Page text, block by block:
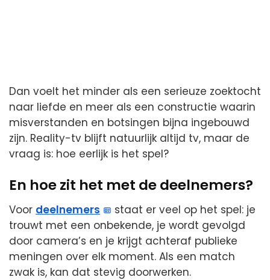
Dan voelt het minder als een serieuze zoektocht
naar liefde en meer als een constructie waarin
misverstanden en botsingen bijna ingebouwd
zijn. Reality-tv blijft natuurlijk altijd tv, maar de
vraag is: hoe eerlijk is het spel?
En hoe zit het met de deelnemers?
Voor deelnemers
staat er veel op het spel: je
trouwt met een onbekende, je wordt gevolgd
door camera’s en je krijgt achteraf publieke
meningen over elk moment. Als een match
zwak is, kan dat stevig doorwerken.